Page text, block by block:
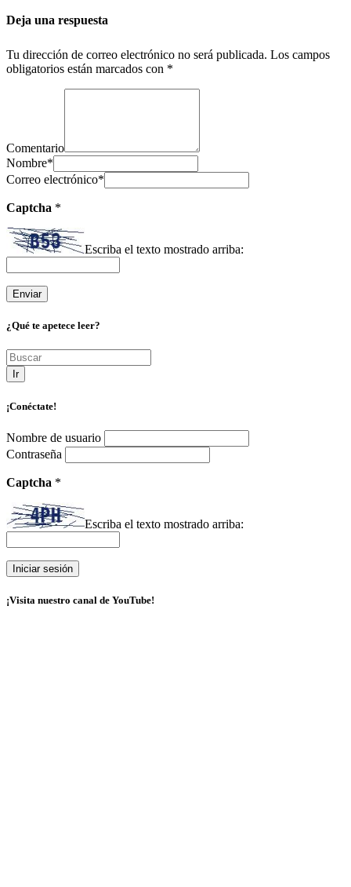
Deja una respuesta
Tu dirección de correo electrónico no será publicada. Los campos
obligatorios están marcados con *
Comentario
Nombre*
Correo electrónico*
Captcha *
Escriba el texto mostrado arriba:
¿Qué te apetece leer?
Ir
¡Conéctate!
Nombre de usuario
Contraseña
Captcha *
Escriba el texto mostrado arriba:
¡Visita nuestro canal de YouTube!